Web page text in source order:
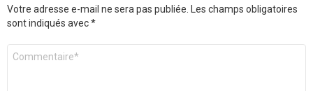
Votre adresse e-mail ne sera pas publiée. Les champs obligatoires
sont indiqués avec*
Commentaire